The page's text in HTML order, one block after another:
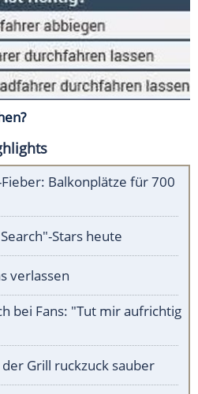
Balkonplätze für 700
Stars heute
verlassen
bei Fans: "Tut mir aufrichtig
Grill ruckzuck sauber